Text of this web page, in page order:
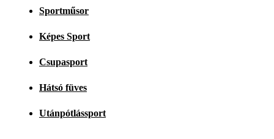
Sportműsor
Képes Sport
Csupasport
Hátsó füves
Utánpótlássport